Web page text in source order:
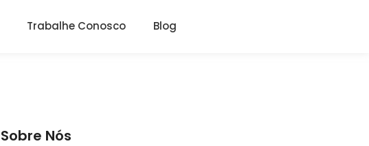
Trabalhe Conosco Blog
Sobre Nós